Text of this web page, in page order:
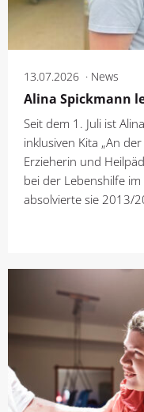
13.07.2026 News
Alina Spickmann
Seit dem 1. Juli ist
inklusiven Kita „An
Erzieherin und
bei der Lebenshilfe
absolvierte sie 2013/